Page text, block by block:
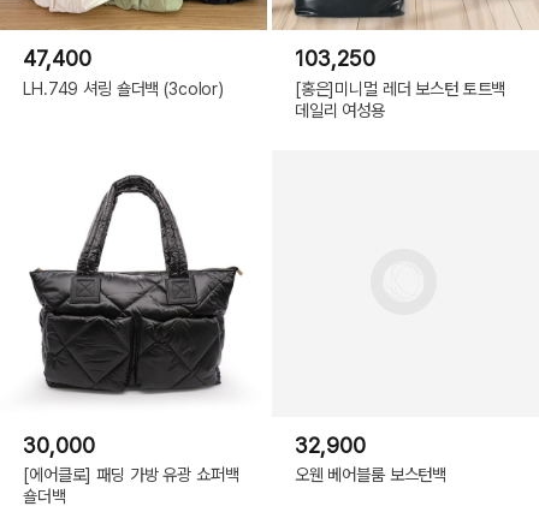
47,400
LH.749 셔링 숄더백 (3color)
103,250
[홍은]미니멀 레더 보스턴 토트백
데일리 여성용
30,000
[에어클로] 패딩 가방 유광 쇼퍼백
숄더백
32,900
오웬 베어블룸 보스턴백